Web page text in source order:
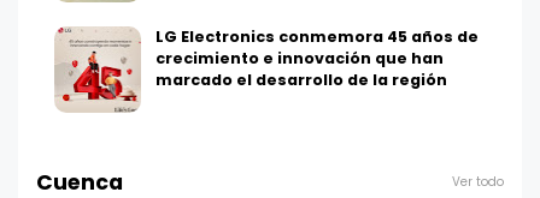
LG Electronics conmemora 45 años de
crecimiento e innovación que han
marcado el desarrollo de la región
Cuenca Ver todo